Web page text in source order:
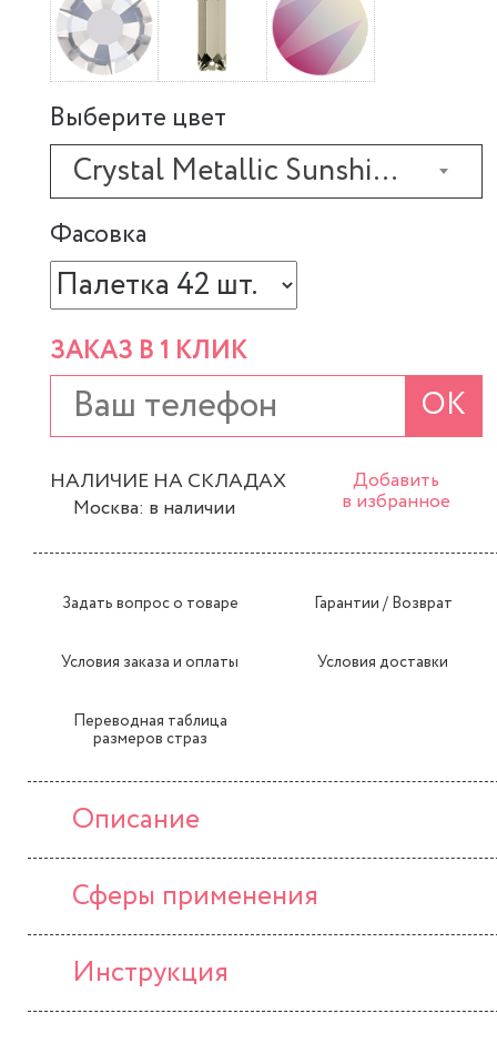
Выберите цвет
Crystal Metallic Sunshine
Фасовка
ЗАКАЗ В 1 КЛИК
ОК
НАЛИЧИЕ НА СКЛАДАХ
Москва: в наличии
Добавить
в избранное
Задать вопрос о товаре Гарантии / Возврат
Условия заказа и оплаты Условия доставки
Переводная таблица
размеров страз
Описание
Сферы применения
Инструкция